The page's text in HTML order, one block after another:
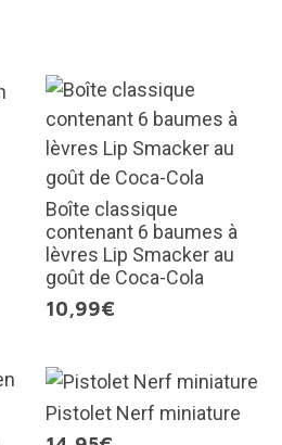
Boîte classique
contenant 6 baumes à
lèvres Lip Smacker au
goût de Coca-Cola
10,99€
Pistolet Nerf miniature